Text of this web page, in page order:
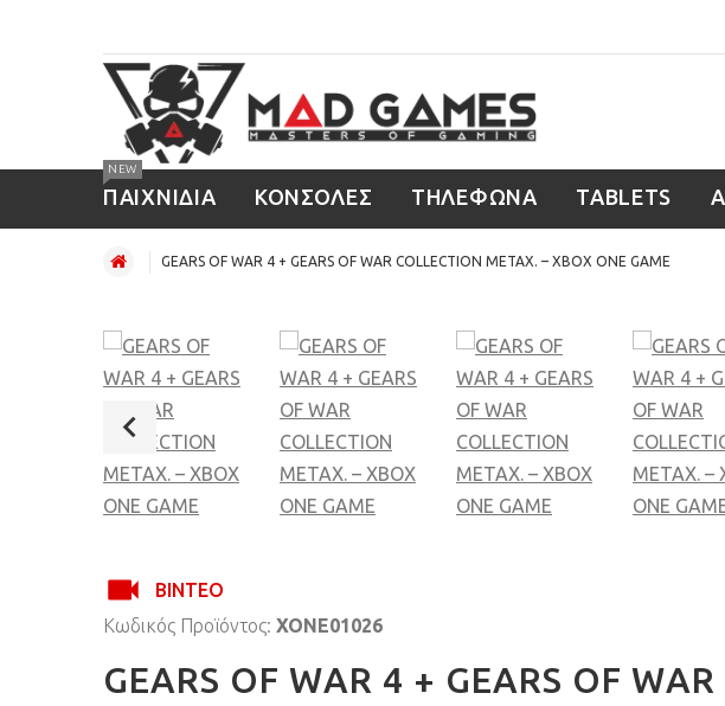
ΠΑΙΧΝΙΔΙΑ
NEW
ΚΟΝΣΟΛΕΣ ΤΗΛΕΦΩΝΑ TABLETS
GEARS OF WAR 4 + GEARS OF WAR COLLECTION ΜΕΤΑΧ. – XBOX ONE GAME
ΒΊΝΤΕΟ
Κωδικός Προϊόντος: XONE01026
GEARS OF WAR 4 + GEARS OF